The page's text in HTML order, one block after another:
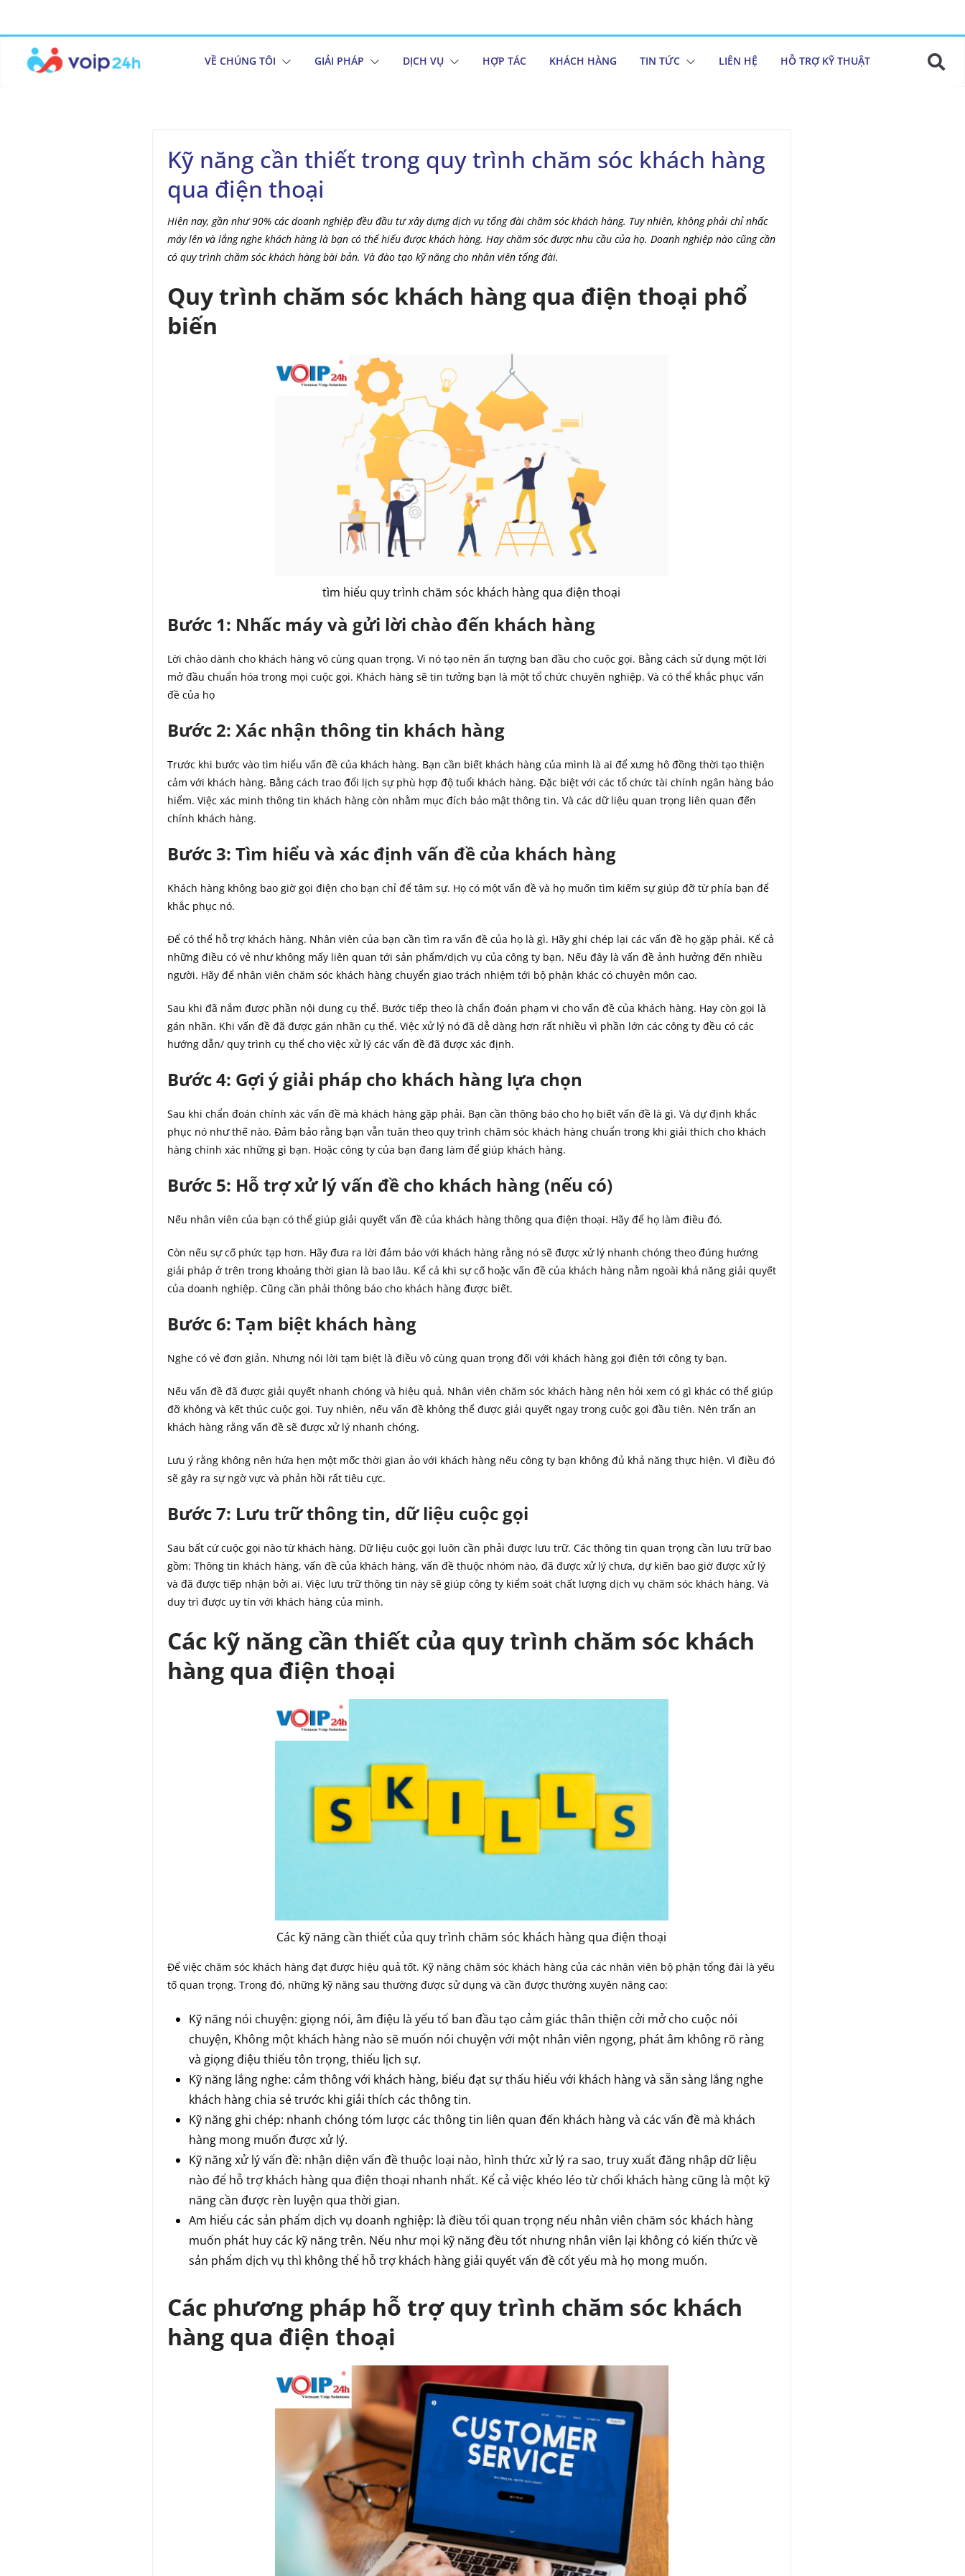
VỀ CHÚNG TÔI GIẢI PHÁP DỊCH VỤ HỢP TÁC KHÁCH HÀNG TIN TỨC LIÊN HỆ HỖ TRỢ KỸ THUẬT
Kỹ năng cần thiết trong quy trình chăm sóc khách hàng
qua điện thoại
Hiện nay, gần như 90% các doanh nghiệp đều đầu tư xây dựng dịch vụ tổng đài chăm sóc khách hàng. Tuy nhiên, không phải chỉ nhấc
máy lên và lắng nghe khách hàng là bạn có thể hiểu được khách hàng. Hay chăm sóc được nhu cầu của họ. Doanh nghiệp nào cũng cần
có quy trình chăm sóc khách hàng bài bản. Và đào tạo kỹ năng cho nhân viên tổng đài.
Quy trình chăm sóc khách hàng qua điện thoại phổ
biến
tìm hiểu quy trình chăm sóc khách hàng qua điện thoại
Bước 1: Nhấc máy và gửi lời chào đến khách hàng
Lời chào dành cho khách hàng vô cùng quan trọng. Vì nó tạo nên ấn tượng ban đầu cho cuộc gọi. Bằng cách sử dụng một lời
mở đầu chuẩn hóa trong mọi cuộc gọi. Khách hàng sẽ tin tưởng bạn là một tổ chức chuyên nghiệp. Và có thể khắc phục vấn
đề của họ
Bước 2: Xác nhận thông tin khách hàng
Trước khi bước vào tìm hiểu vấn đề của khách hàng. Bạn cần biết khách hàng của mình là ai để xưng hô đồng thời tạo thiện
cảm với khách hàng. Bằng cách trao đổi lịch sự phù hợp độ tuổi khách hàng. Đặc biệt với các tổ chức tài chính ngân hàng bảo
hiểm. Việc xác minh thông tin khách hàng còn nhằm mục đích bảo mật thông tin. Và các dữ liệu quan trọng liên quan đến
chính khách hàng.
Bước 3: Tìm hiểu và xác định vấn đề của khách hàng
Khách hàng không bao giờ gọi điện cho bạn chỉ để tâm sự. Họ có một vấn đề và họ muốn tìm kiếm sự giúp đỡ từ phía bạn để
khắc phục nó.
Để có thể hỗ trợ khách hàng. Nhân viên của bạn cần tìm ra vấn đề của họ là gì. Hãy ghi chép lại các vấn đề họ gặp phải. Kể cả
những điều có vẻ như không mấy liên quan tới sản phẩm/dịch vụ của công ty bạn. Nếu đây là vấn đề ảnh hưởng đến nhiều
người. Hãy để nhân viên chăm sóc khách hàng chuyển giao trách nhiệm tới bộ phận khác có chuyên môn cao.
Sau khi đã nắm được phần nội dung cụ thể. Bước tiếp theo là chẩn đoán phạm vi cho vấn đề của khách hàng. Hay còn gọi là
gán nhãn. Khi vấn đề đã được gán nhãn cụ thể. Việc xử lý nó đã dễ dàng hơn rất nhiều vì phần lớn các công ty đều có các
hướng dẫn/ quy trình cụ thể cho việc xử lý các vấn đề đã được xác định.
Bước 4: Gợi ý giải pháp cho khách hàng lựa chọn
Sau khi chẩn đoán chính xác vấn đề mà khách hàng gặp phải. Bạn cần thông báo cho họ biết vấn đề là gì. Và dự định khắc
phục nó như thế nào. Đảm bảo rằng bạn vẫn tuân theo quy trình chăm sóc khách hàng chuẩn trong khi giải thích cho khách
hàng chính xác những gì bạn. Hoặc công ty của bạn đang làm để giúp khách hàng.
Bước 5: Hỗ trợ xử lý vấn đề cho khách hàng (nếu có)
Nếu nhân viên của bạn có thể giúp giải quyết vấn đề của khách hàng thông qua điện thoại. Hãy để họ làm điều đó.
Còn nếu sự cố phức tạp hơn. Hãy đưa ra lời đảm bảo với khách hàng rằng nó sẽ được xử lý nhanh chóng theo đúng hướng
giải pháp ở trên trong khoảng thời gian là bao lâu. Kể cả khi sự cố hoặc vấn đề của khách hàng nằm ngoài khả năng giải quyết
của doanh nghiệp. Cũng cần phải thông báo cho khách hàng được biết.
Bước 6: Tạm biệt khách hàng
Nghe có vẻ đơn giản. Nhưng nói lời tạm biệt là điều vô cùng quan trọng đối với khách hàng gọi điện tới công ty bạn.
Nếu vấn đề đã được giải quyết nhanh chóng và hiệu quả. Nhân viên chăm sóc khách hàng nên hỏi xem có gì khác có thể giúp
đỡ không và kết thúc cuộc gọi. Tuy nhiên, nếu vấn đề không thể được giải quyết ngay trong cuộc gọi đầu tiên. Nên trấn an
khách hàng rằng vấn đề sẽ được xử lý nhanh chóng.
Lưu ý rằng không nên hứa hẹn một mốc thời gian ảo với khách hàng nếu công ty bạn không đủ khả năng thực hiện. Vì điều đó
sẽ gây ra sự ngờ vực và phản hồi rất tiêu cực.
Bước 7: Lưu trữ thông tin, dữ liệu cuộc gọi
Sau bất cứ cuộc gọi nào từ khách hàng. Dữ liệu cuộc gọi luôn cần phải được lưu trữ. Các thông tin quan trọng cần lưu trữ bao
gồm: Thông tin khách hàng, vấn đề của khách hàng, vấn đề thuộc nhóm nào, đã được xử lý chưa, dự kiến bao giờ được xử lý
và đã được tiếp nhận bởi ai. Việc lưu trữ thông tin này sẽ giúp công ty kiểm soát chất lượng dịch vụ chăm sóc khách hàng. Và
duy trì được uy tín với khách hàng của mình.
Các kỹ năng cần thiết của quy trình chăm sóc khách
hàng qua điện thoại
Các kỹ năng cần thiết của quy trình chăm sóc khách hàng qua điện thoại
Để việc chăm sóc khách hàng đạt được hiệu quả tốt. Kỹ năng chăm sóc khách hàng của các nhân viên bộ phận tổng đài là yếu
tố quan trọng. Trong đó, những kỹ năng sau thường được sử dụng và cần được thường xuyên nâng cao:
Kỹ năng nói chuyện: giọng nói, âm điệu là yếu tố ban đầu tạo cảm giác thân thiện cởi mở cho cuộc nói
chuyện, Không một khách hàng nào sẽ muốn nói chuyện với một nhân viên ngọng, phát âm không rõ ràng
và giọng điệu thiếu tôn trọng, thiếu lịch sự.
Kỹ năng lắng nghe: cảm thông với khách hàng, biểu đạt sự thấu hiểu với khách hàng và sẵn sàng lắng nghe
khách hàng chia sẻ trước khi giải thích các thông tin.
Kỹ năng ghi chép: nhanh chóng tóm lược các thông tin liên quan đến khách hàng và các vấn đề mà khách
hàng mong muốn được xử lý.
Kỹ năng xử lý vấn đề: nhận diện vấn đề thuộc loại nào, hình thức xử lý ra sao, truy xuất đăng nhập dữ liệu
nào để hỗ trợ khách hàng qua điện thoại nhanh nhất. Kể cả việc khéo léo từ chối khách hàng cũng là một kỹ
năng cần được rèn luyện qua thời gian.
Am hiểu các sản phẩm dịch vụ doanh nghiệp: là điều tối quan trọng nếu nhân viên chăm sóc khách hàng
muốn phát huy các kỹ năng trên. Nếu như mọi kỹ năng đều tốt nhưng nhân viên lại không có kiến thức về
sản phẩm dịch vụ thì không thể hỗ trợ khách hàng giải quyết vấn đề cốt yếu mà họ mong muốn.
Các phương pháp hỗ trợ quy trình chăm sóc khách
hàng qua điện thoại